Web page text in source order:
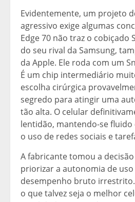
Evidentemente, um projeto
agressivo exige algumas
Edge 70 não traz o cobiçado
do seu rival da Samsung,
da Apple. Ele roda com um
É um chip intermediário
escolha cirúrgica
segredo para atingir uma
tão alta. O celular
lentidão, mantendo-se
o uso de redes sociais e
A fabricante tomou a
priorizar a autonomia de
desempenho bruto
o que talvez seja o melhor